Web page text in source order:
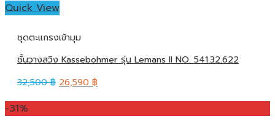
Quick View
ชุดตะแกรงเข้ามุม
ชั้นวางสวิง Kassebohmer รุ่น Lemans II NO. 541.32.622
32,500฿ 26,590 ฿
-31%